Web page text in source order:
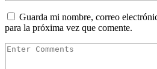
Guarda mi nombre, correo
para la próxima vez que comente.